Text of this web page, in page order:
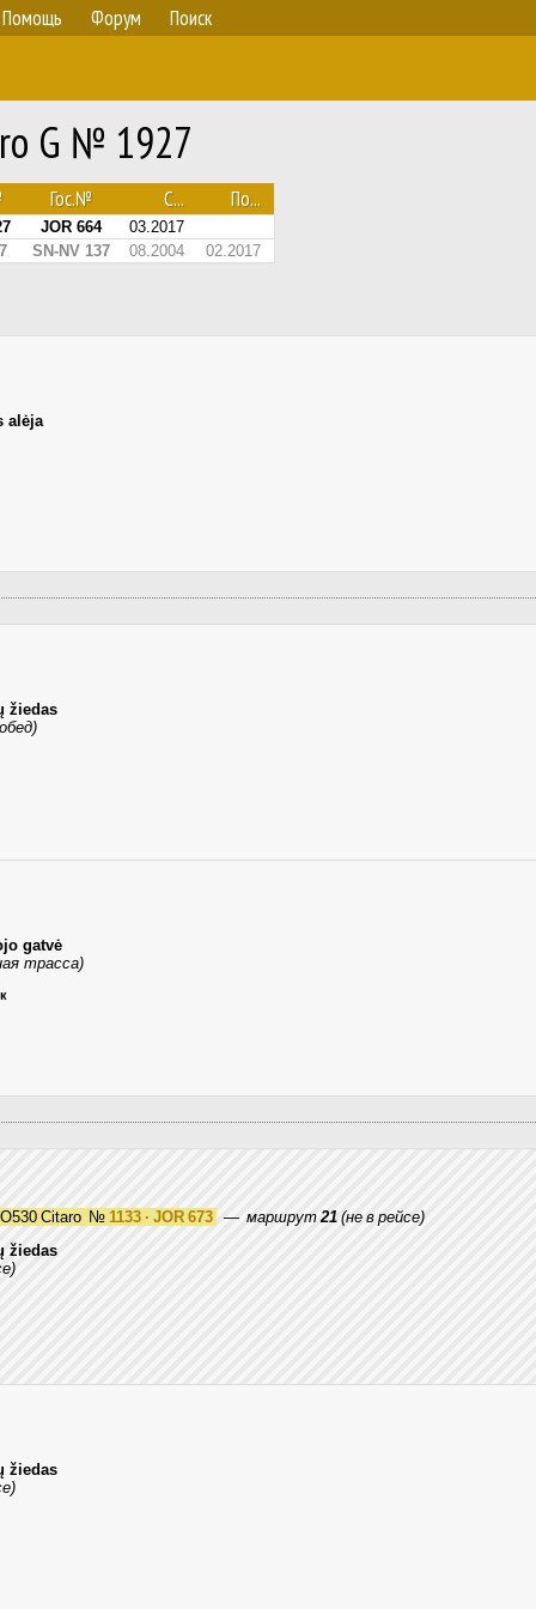
Помощь Форум Поиск
G № 1927
Гос.№ С... По...
JOR 664 03.2017
SN-NV 137 08.2004 02.2017
alėja
žiedas
gatvė
трасса)
Citaro № 1133 · JOR 673 — маршрут21 (не в рейсе)
žiedas
žiedas